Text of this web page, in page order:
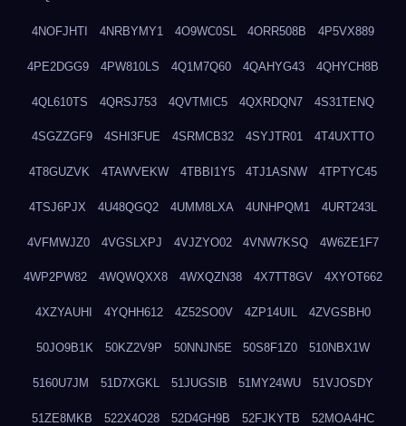
4NOFJHTI 4NRBYMY1 4O9WC0SL 4ORR508B 4P5VX889
4PE2DGG9 4PW810LS 4Q1M7Q60 4QAHYG43 4QHYCH8B
4QL610TS 4QRSJ753 4QVTMIC5 4QXRDQN7 4S31TENQ
4SGZZGF9 4SHI3FUE 4SRMCB32 4SYJTR01 4T4UXTTO
4T8GUZVK 4TAWVEKW 4TBBI1Y5 4TJ1ASNW 4TPTYC45
4TSJ6PJX 4U48QGQ2 4UMM8LXA 4UNHPQM1 4URT243L
4VFMWJZ0 4VGSLXPJ 4VJZYO02 4VNW7KSQ 4W6ZE1F7
4WP2PW82 4WQWQXX8 4WXQZN38 4X7TT8GV 4XYOT662
4XZYAUHI 4YQHH612 4Z52SO0V 4ZP14UIL 4ZVGSBH0
50JO9B1K 50KZ2V9P 50NNJN5E 50S8F1Z0 510NBX1W
5160U7JM 51D7XGKL 51JUGSIB 51MY24WU 51VJOSDY
51ZE8MKB 522X4O28 52D4GH9B 52FJKYTB 52MOA4HC